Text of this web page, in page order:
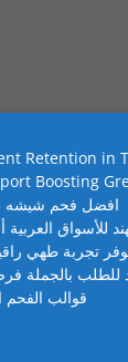
Retention in
Boosting
افضل فحم شيشه
للأسواق
تجربة طهي
للطلب بالجملة
قوالب الفحم